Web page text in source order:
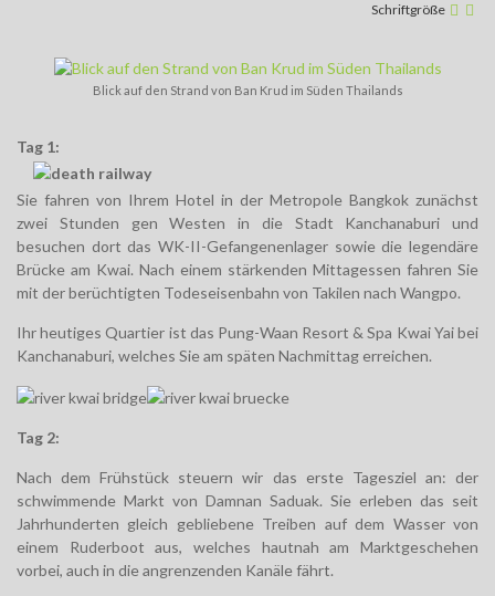
Schriftgröße
Blick auf den Strand von Ban Krud im Süden Thailands
Tag 1:
Sie fahren von Ihrem Hotel in der Metropole Bangkok zunächst
zwei Stunden gen Westen in die Stadt Kanchanaburi und
besuchen dort das WK-II-Gefangenenlager sowie die legendäre
Brücke am Kwai. Nach einem stärkenden Mittagessen fahren Sie
mit der berüchtigten Todeseisenbahn von Takilen nach Wangpo.
Ihr heutiges Quartier ist das Pung-Waan Resort & Spa Kwai Yai bei
Kanchanaburi, welches Sie am späten Nachmittag erreichen.
Tag 2:
Nach dem Frühstück steuern wir das erste Tagesziel an: der
schwimmende Markt von Damnan Saduak. Sie erleben das seit
Jahrhunderten gleich gebliebene Treiben auf dem Wasser von
einem Ruderboot aus, welches hautnah am Marktgeschehen
vorbei, auch in die angrenzenden Kanäle fährt.